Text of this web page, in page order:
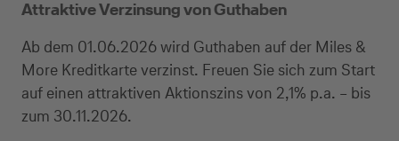
Attraktive Verzinsung von Guthaben
Ab dem 01.06.2026 wird Guthaben auf der Miles &
More Kreditkarte verzinst. Freuen Sie sich zum Start
auf einen attraktiven Aktionszins von 2,1% p.a. – bis
zum 30.11.2026.